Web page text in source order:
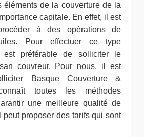
éléments de la couverture de la
capitale. En effet, il est
à des opérations de
Pour effectuer ce type
est préférable de solliciter le
couvreur. Pour nous, il est
Basque Couverture &
toutes les méthodes
une meilleure qualité de
proposer des tarifs qui sont